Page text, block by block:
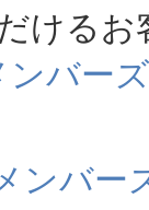
けるお
ンバーズ
ンバー